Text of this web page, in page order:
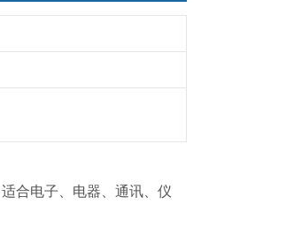
合电子、电器、通讯、仪